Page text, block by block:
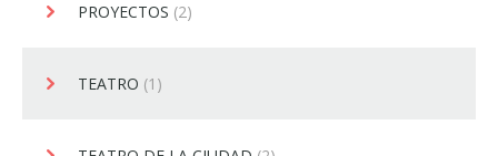
PROYECTOS (2)
TEATRO (1)